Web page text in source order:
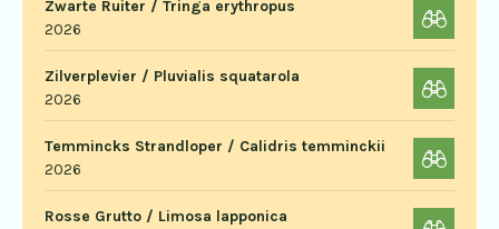
Zwarte Ruiter / Tringa erythropus
2026
Zilverplevier / Pluvialis squatarola
2026
Temmincks Strandloper / Calidris temminckii
2026
Rosse Grutto / Limosa lapponica